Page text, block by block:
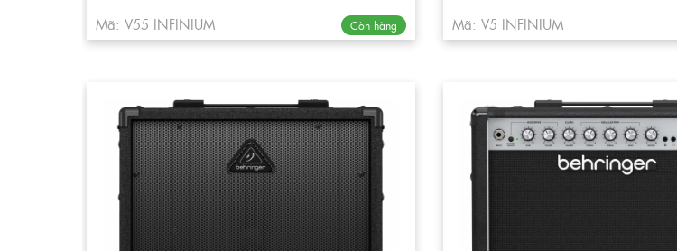
Mã: V55 INFINIUM
Còn hàng
Mã: V5 INFINIUM